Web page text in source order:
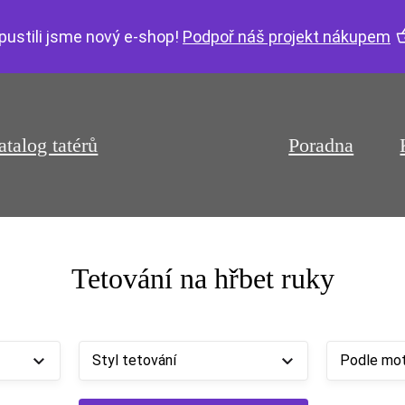
jsme nový e-shop! Podpoř náš projekt nákupem
tatérů Poradna
Tetování na hřbet ruky
Styl tetování Podle